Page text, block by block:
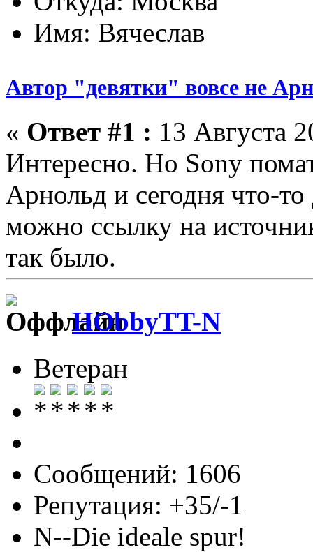
Имя: Вячеслав
Автор "девятки" вовсе не
« Ответ #1 : 13 Августа
Интересно. Но Sony
Арнольд и сегодня что-
можно ссылку на
так было.
HObbyTT-N
Ветеран
Сообщений: 1606
Репутация: +35/-1
N--Die ideale spur!